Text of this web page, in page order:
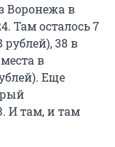
Воронежа в
Там осталось 7
38 в
в
Еще
И там, и там